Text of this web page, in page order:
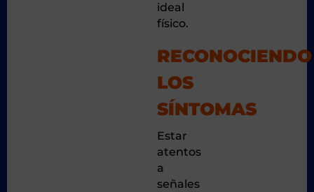
ideal
físico.
RECONOCIENDO
LOS
SÍNTOMAS
Estar
atentos
a
señales